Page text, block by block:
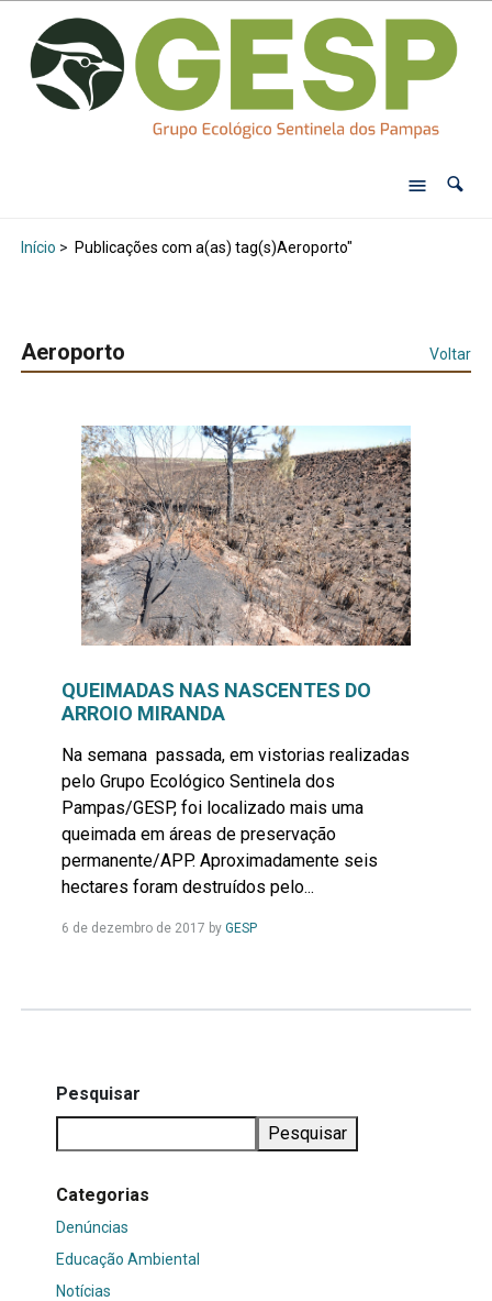
Início > Publicações com a(as) tag(s)Aeroporto"
Aeroporto Voltar
QUEIMADAS NAS NASCENTES DO
ARROIO MIRANDA
Na semana passada, em vistorias realizadas
pelo Grupo Ecológico Sentinela dos
Pampas/GESP, foi localizado mais uma
queimada em áreas de preservação
permanente/APP. Aproximadamente seis
hectares foram destruídos pelo...
6 de dezembro de 2017 by GESPLeia
Pesquisar
Pesquisar
Categorias
Denúncias
Educação Ambiental
Notícias